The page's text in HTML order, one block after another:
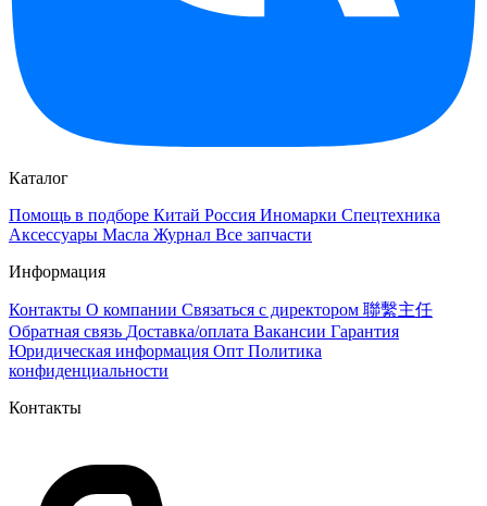
Каталог
Помощь в подборе Китай Россия Иномарки Спецтехника
Аксессуары Масла Журнал Все запчасти
Информация
Контакты О компании Связаться с директором 聯繫主任
Обратная связь Доставка/оплата Вакансии Гарантия
Юридическая информация Опт Политика
конфиденциальности
Контакты